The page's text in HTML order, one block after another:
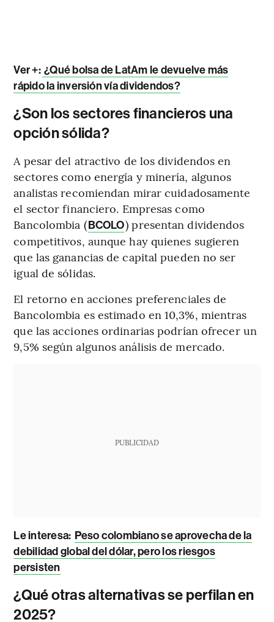
Ver +: ¿Qué bolsa de LatAm le devuelve más
rápido la inversión vía dividendos?
¿Son los sectores financieros una
opción sólida?
A pesar del atractivo de los dividendos en
sectores como energía y minería, algunos
analistas recomiendan mirar cuidadosamente
el sector financiero. Empresas como
Bancolombia (BCOLO) presentan dividendos
competitivos, aunque hay quienes sugieren
que las ganancias de capital pueden no ser
igual de sólidas.
El retorno en acciones preferenciales de
Bancolombia es estimado en 10,3%, mientras
que las acciones ordinarias podrían ofrecer un
9,5% según algunos análisis de mercado.
PUBLICIDAD
Le interesa: Peso colombiano se aprovecha de la
debilidad global del dólar, pero los riesgos
persisten
¿Qué otras alternativas se perfilan en
2025?